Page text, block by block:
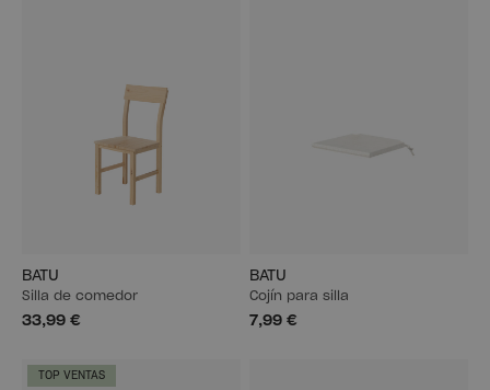
BATU
Silla de comedor
33,99 €
BATU
Cojín para silla
7,99 €
TOP VENTAS